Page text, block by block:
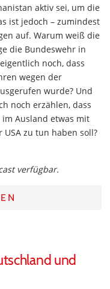
aktiv sei, um die
ist jedoch – zumindest
auf. Warum weiß die
die Bundeswehr in
noch, dass
wegen der
wurde? Und
noch erzählen, dass
Ausland etwas mit
zu tun haben soll?
verfügbar.
und